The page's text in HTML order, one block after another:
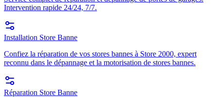
Intervention rapide 24/24, 7/7.
Installation Store Banne
Confiez la réparation de vos stores bannes à Store 2000, expert
reconnu dans le dépannage et la motorisation de stores bannes.
Réparation Store Banne